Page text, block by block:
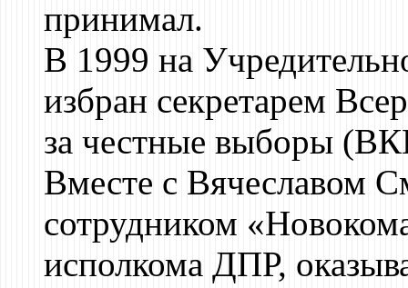
принимал.
В 1999 на
избран секретарем
за честные выборы
Вместе с Вячеславом
сотрудником
исполкома ДПР,